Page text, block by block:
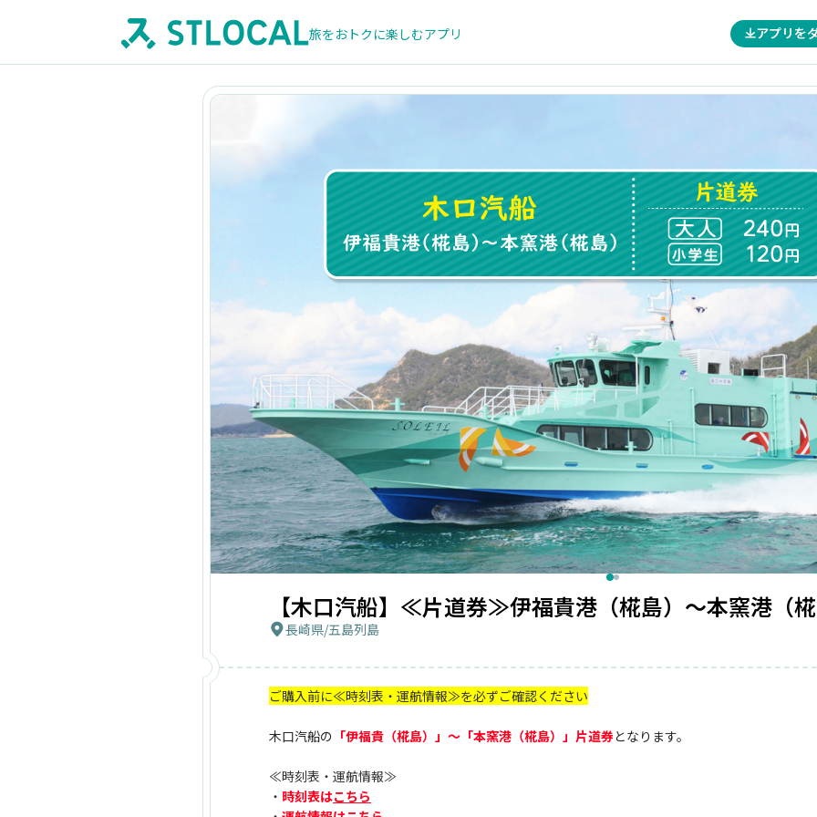
旅をおトクに楽しむアプリ アプリを
【木口汽船】≪片道券≫伊福貴港（椛島）～本窯港（
長崎県/五島列島
ご購入前に≪時刻表・運航情報≫を必ずご確認ください
木口汽船の 「伊福貴（椛島）」～「本窯港（椛島）」片道券となります。
≪時刻表・運航情報≫
・ 時刻表はこちら